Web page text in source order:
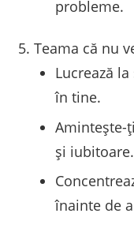
probleme.
Teama că nu
Lucrează
în tine.
Amintește-
și iubitoare.
înainte de